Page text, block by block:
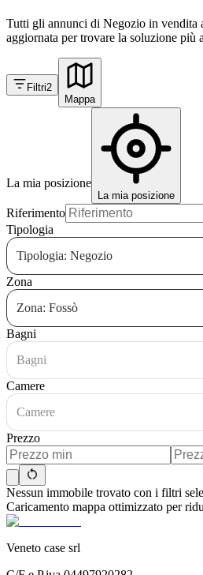
Tutti gli annunci di Negozio in vendita
aggiornata per trovare la soluzione più
Filtri2
Mappa
La mia posizione
La mia posizione
Riferimento
Tipologia
Tipologia: Negozio
Zona
Zona: Fossò
Bagni
Bagni
Camere
Camere
Prezzo
Nessun immobile trovato con i filtri
Caricamento mappa ottimizzato per
Veneto case srl